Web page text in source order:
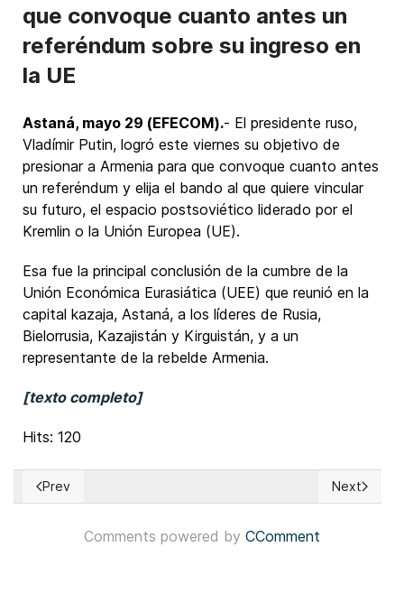
que convoque cuanto antes un
referéndum sobre su ingreso en
la UE
Astaná, mayo 29 (EFECOM).- El presidente ruso,
Vladímir Putin, logró este viernes su objetivo de
presionar a Armenia para que convoque cuanto antes
un referéndum y elija el bando al que quiere vincular
su futuro, el espacio postsoviético liderado por el
Kremlin o la Unión Europea (UE).
Esa fue la principal conclusión de la cumbre de la
Unión Económica Eurasiática (UEE) que reunió en la
capital kazaja, Astaná, a los líderes de Rusia,
Bielorrusia, Kazajistán y Kirguistán, y a un
representante de la rebelde Armenia.
[texto completo]
Hits: 120
Previous article: Bolivia: Referéndum revocatorio para
Prev Next
Next
Comments powered by CComment